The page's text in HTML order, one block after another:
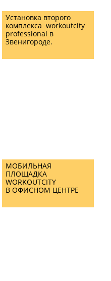
Установка второго
комплекса workoutcity
professional в
Звенигороде.
МОБИЛЬНАЯ
ПЛОЩАДКА
WORKOUTCITY
В ОФИСНОМ ЦЕНТРЕ